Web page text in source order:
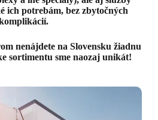
ich potrebám, bez zbytočných
nenájdete na Slovensku žiadnu
sortimentu sme naozaj unikát!